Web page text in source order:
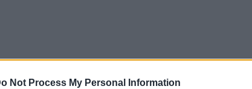
Not Process My Personal Information